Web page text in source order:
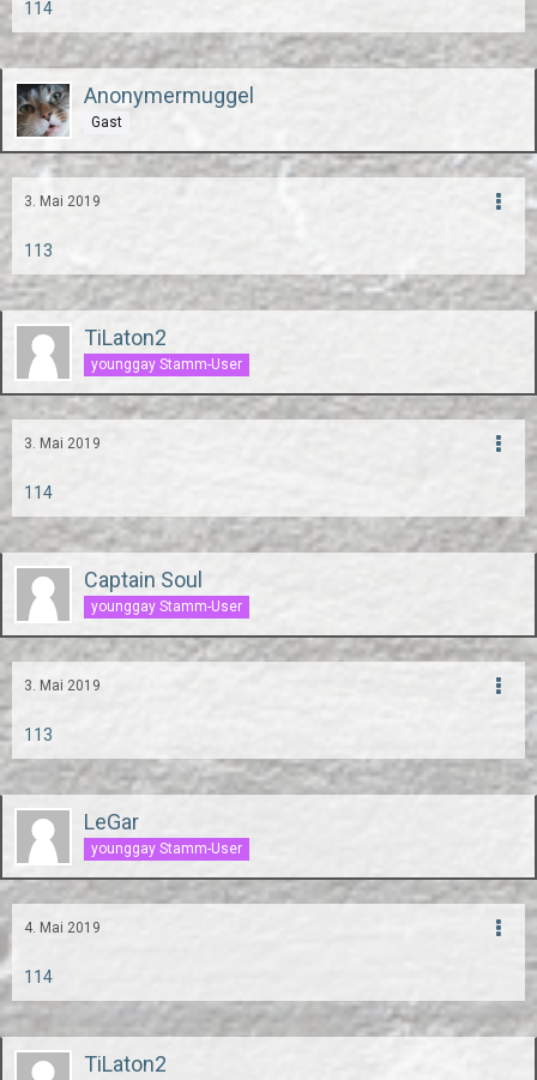
114
Anonymermuggel
Gast
3. Mai 2019
113
TiLaton2
younggay Stamm-User
3. Mai 2019
114
Captain Soul
younggay Stamm-User
3. Mai 2019
113
LeGar
younggay Stamm-User
4. Mai 2019
114
TiLaton2